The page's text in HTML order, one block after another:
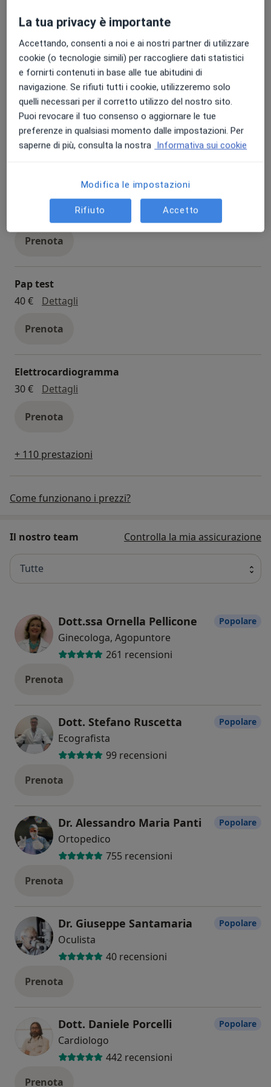
Chirurgia generale
90 €
Dettagli chirurgia generale
Prenota
Ortopantomografia
39,50 €
Dettagli ortopantomografia
Prenota
Visita ginecologica
Dettaglivisita ginecologica
Prenota
Pap test
40 €
Dettagli
Prenota
Elettrocardiogramma
30 €
Dettagli
Prenota
+ 110 prestazioni
Come funzionano i prezzi?
Il nostro team Controlla la mia assicurazione
Tutte
Dott.ssa Ornella Pellicone
Ginecologa, Agopuntore
261 recensioni
Popolare
Prenota
Dott. Stefano Ruscetta
Ecografista
99 recensioni
Popolare
Prenota
Dr. Alessandro Maria Panti
Ortopedico
755 recensioni
Popolare
Prenota
Dr. Giuseppe Santamaria
Oculista
40 recensioni
Popolare
Prenota
Dott. Daniele Porcelli
Cardiologo
442 recensioni
Popolare
Prenota
La tua privacy è importante
Accettando, consenti a noi e ai nostri partner di utilizzare
cookie (o tecnologie simili) per raccogliere dati statistici
e fornirti contenuti in base alle tue abitudini di
navigazione. Se rifiuti tutti i cookie, utilizzeremo solo
quelli necessari per il corretto utilizzo del nostro sito.
Puoi revocare il tuo consenso o aggiornare le tue
preferenze in qualsiasi momento dalle impostazioni. Per
saperne di più, consulta la nostra Informativa sui cookie
Modifica le impostazioni
Rifiuto Accetto